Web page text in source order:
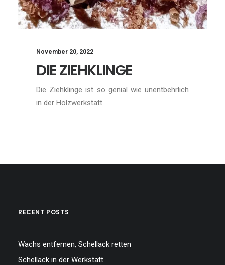
November 20, 2022
DIE ZIEHKLINGE
Die Ziehklinge ist so genial wie unentbehrlich
in der Holzwerkstatt.
RECENT POSTS
Wachs entfernen, Schellack retten
Schellack in der Werkstatt